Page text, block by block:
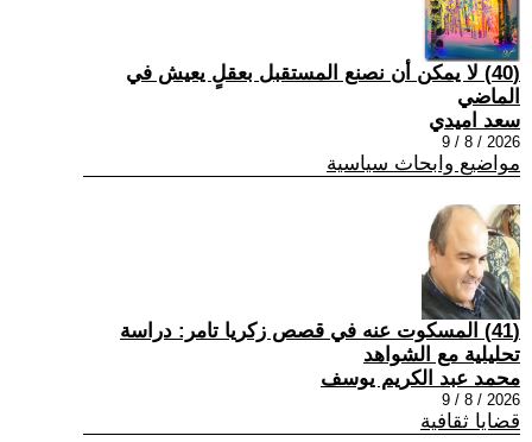
(40) لا يمكن أن نصنع المستقبل بعقلٍ يعيش في
الماضي
سعد اميدي
2026 / 8 / 9
مواضيع وابحاث سياسية
(41) المسكوت عنه في قصص زكريا تامر: دراسة
تحليلية مع الشواهد
محمد عبد الكريم يوسف
2026 / 8 / 9
قضايا ثقافية